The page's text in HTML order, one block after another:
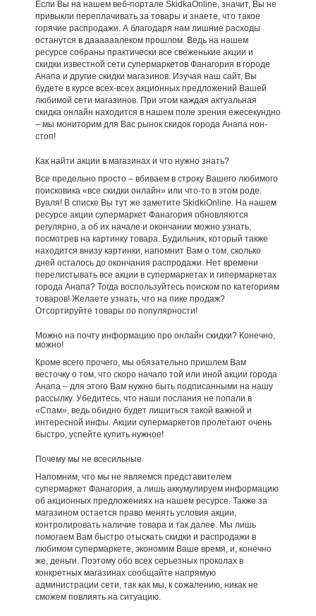
Если Вы на нашем веб-портале SkidkaOnline, значит, Вы не
привыкли переплачивать за товары и знаете, что такое
горячие распродажи. А благодаря нам лишние расходы
останутся в даааааалеком прошлом. Ведь на нашем
ресурсе собраны практически все свеженькие акции и
скидки известной сети супермаркетов Фанагория в городе
Анапа и другие скидки магазинов. Изучая наш сайт, Вы
будете в курсе всех-всех акционных предложений Вашей
любимой сети магазинов. При этом каждая актуальная
скидка онлайн находится в нашем поле зрения ежесекундно
– мы мониторим для Вас рынок скидок города Анапа нон-
стоп!
Как найти акции в магазинах и что нужно знать?
Все предельно просто – вбиваем в строку Вашего любимого
поисковика «все скидки онлайн» или что-то в этом роде.
Вуаля! В списке Вы тут же заметите SkidkiOnline. На нашем
ресурсе акции супермаркет Фанагория обновляются
регулярно, а об их начале и окончании можно узнать,
посмотрев на картинку товара. Будильник, который также
находится внизу картинки, напомнит Вам о том, сколько
дней осталось до окончания распродажи. Нет времени
перелистывать все акции в супермаркетах и гипермаркетах
города Анапа? Тогда воспользуйтесь поиском по категориям
товаров! Желаете узнать, что на пике продаж?
Отсортируйте товары по популярности!
Можно на почту информацию про онлайн скидки? Конечно,
можно!
Кроме всего прочего, мы обязательно пришлем Вам
весточку о том, что скоро начало той или иной акции города
Анапа – для этого Вам нужно быть подписанными на нашу
рассылку. Убедитесь, что наши послания не попали в
«Спам», ведь обидно будет лишиться такой важной и
интересной инфы. Акции супермаркетов пролетают очень
быстро, успейте купить нужное!
Почему мы не всесильные
Напомним, что мы не являемся представителем
супермаркет Фанагория, а лишь аккумулируем информацию
об акционных предложениях на нашем ресурсе. Также за
магазином остается право менять условия акции,
контролировать наличие товара и так далее. Мы лишь
помогаем Вам быстро отыскать скидки и распродажи в
любимом супермаркете, экономим Ваше время, и, конечно
же, деньги. Поэтому обо всех серьезных проколах в
конкретных магазинах сообщайте напрямую
администрации сети, так как мы, к сожалению, никак не
сможем повлиять на ситуацию.